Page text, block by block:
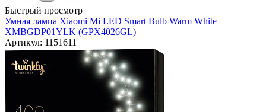
Быстрый просмотр
Умная лампа Xiaomi Mi LED Smart Bulb Warm White
XMBGDP01YLK (GPX4026GL)
Артикул: 1151611